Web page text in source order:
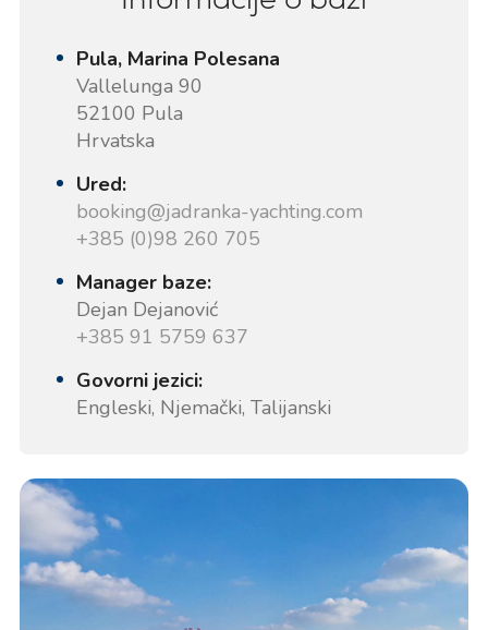
Pula, Marina Polesana
Vallelunga 90
52100 Pula
Hrvatska
Ured:
booking@jadranka-yachting.com
+385 (0)98 260 705
Manager baze:
Dejan Dejanović
+385 91 5759 637
Govorni jezici:
Engleski, Njemački, Talijanski